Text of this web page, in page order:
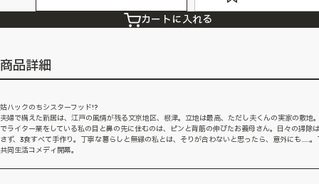
カートに入れる
商品詳細
姑ハックのちシスターフッド!?
夫婦で構えた新居は、江戸の風情が残る文京地区、根津。立地は最高、ただし夫くんの実家の敷地
でライター業をしている私の目と鼻の先に住むのは、ピンと背筋の伸びたお義母さん。日々の掃除
さず、3食すべて手作り。丁寧な暮らしと無縁の私とは、そりが合わないと思ったら、意外にも......。
共同生活コメディ開幕。